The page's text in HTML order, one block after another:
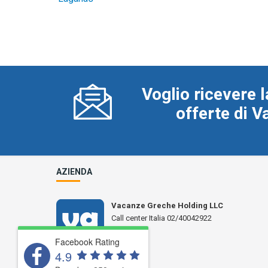
Voglio ricevere
offerte di
AZIENDA
Vacanze Greche Holding LLC
Call center Italia 02/40042922
N° L 17359
Facebook Rating
4.9